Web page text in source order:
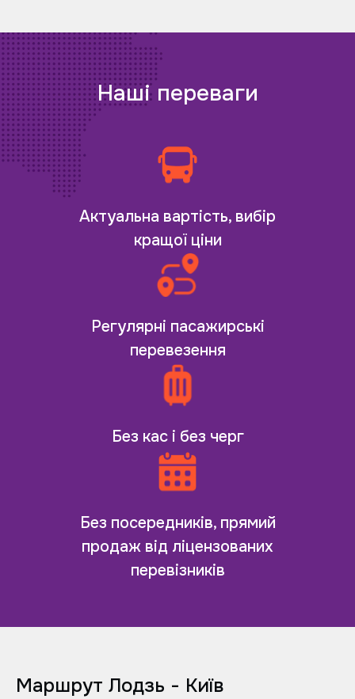
Наші переваги
Актуальна вартість, вибір
кращої ціни
Регулярні пасажирські
перевезення
Без кас і без черг
Без посередників, прямий
продаж від ліцензованих
перевізників
Маршрут Лодзь - Київ